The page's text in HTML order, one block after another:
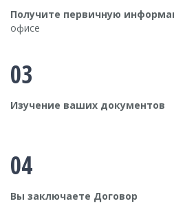
Получите первичную
офисе
03
Изучение ваших документов
04
Вы заключаете Договор